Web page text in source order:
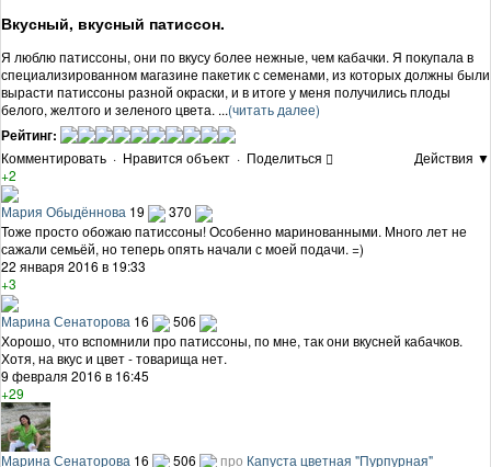
Вкусный, вкусный патиссон.
Я люблю патиссоны, они по вкусу более нежные, чем кабачки. Я покупала в
специализированном магазине пакетик с семенами, из которых должны были
вырасти патиссоны разной окраски, и в итоге у меня получились плоды
белого, желтого и зеленого цвета. ...(читать далее)
Рейтинг:
Комментировать · Нравится объект · Поделиться
Действия ▼
+2
Мария Обыдённова 19
370
Тоже просто обожаю патиссоны! Особенно маринованными. Много лет не
сажали семьёй, но теперь опять начали с моей подачи. =)
22 января 2016 в 19:33
+3
Марина Сенаторова 16
506
Хорошо, что вспомнили про патиссоны, по мне, так они вкусней кабачков.
Хотя, на вкус и цвет - товарища нет.
9 февраля 2016 в 16:45
+29
Марина Сенаторова 16 506 про Капуста цветная "Пурпурная"